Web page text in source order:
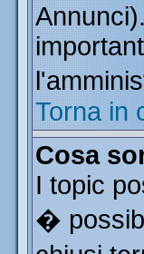
Torna in
Cosa
I topic
�